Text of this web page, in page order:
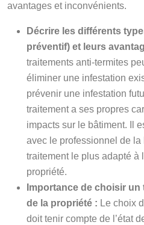
avantages et inconvénients.
Décrire les différents
préventif) et leurs
traitements anti-termites
éliminer une infestation
prévenir une infestation
traitement a ses propres
impacts sur le bâtiment. Il
avec le professionnel de la
traitement le plus adapté
propriété.
Importance de choisir un
de la propriété : Le choix
doit tenir compte de l’état